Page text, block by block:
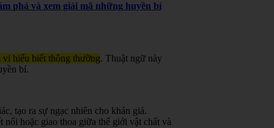
phá và xem giải mã những huyền bí
vi hiểu biết thông thường. Thuật ngữ này
bí.
tạo ra sự ngạc nhiên cho khán giả.
hoặc giao thoa giữa thế giới vật chất và